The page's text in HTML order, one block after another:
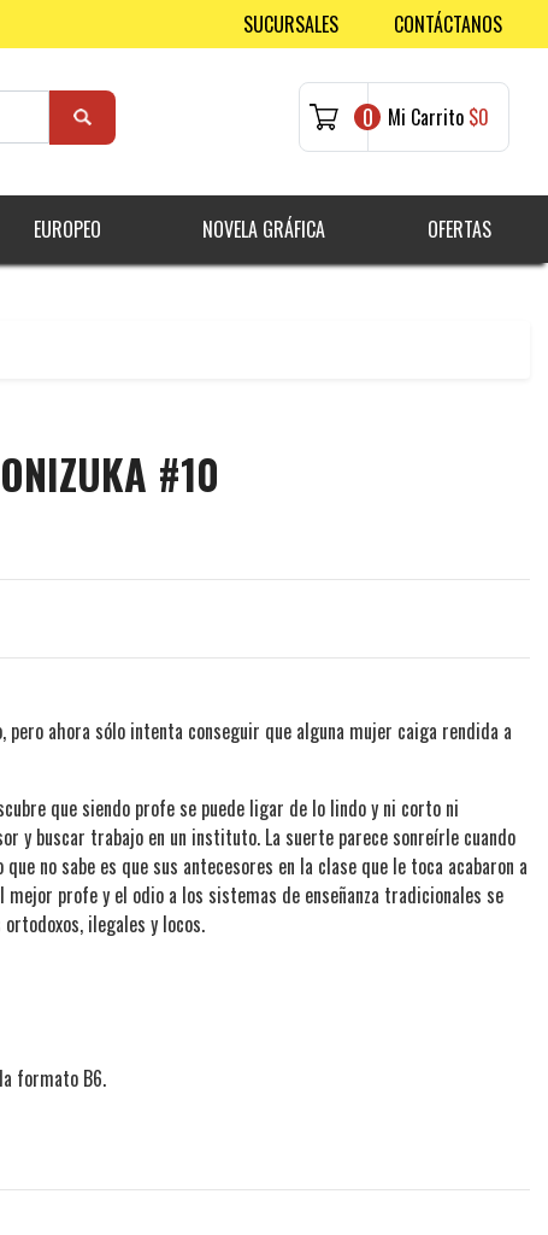
SUCURSALES CONTÁCTANOS
0 Mi Carrito $0
EUROPEO NOVELA GRÁFICA OFERTAS
#10
pero ahora sólo intenta conseguir que alguna mujer caiga rendida a
que siendo profe se puede ligar de lo lindo y ni corto ni
y buscar trabajo en un instituto. La suerte parece sonreírle cuando
no sabe es que sus antecesores en la clase que le toca acabaron a
profe y el odio a los sistemas de enseñanza tradicionales se
ilegales y locos.
formato B6.